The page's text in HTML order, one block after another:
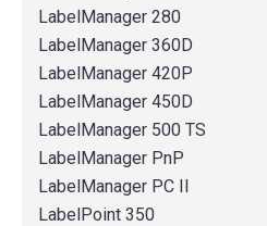
LabelManager 280
LabelManager 360D
LabelManager 420P
LabelManager 450D
LabelManager 500 TS
LabelManager PnP
LabelManager PC II
LabelPoint 350